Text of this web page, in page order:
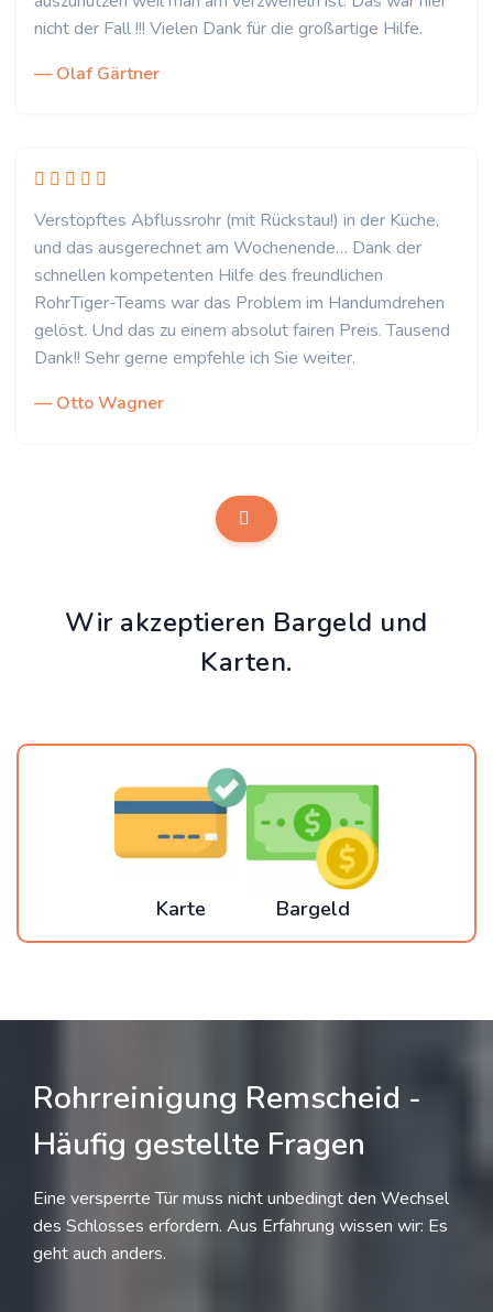
nicht der Fall !!! Vielen Dank für die großartige Hilfe.
— Olaf Gärtner
Verstopftes Abflussrohr (mit Rückstau!) in der Küche,
und das ausgerechnet am Wochenende… Dank der
schnellen kompetenten Hilfe des freundlichen
RohrTiger-Teams war das Problem im Handumdrehen
gelöst. Und das zu einem absolut fairen Preis. Tausend
Dank!! Sehr gerne empfehle ich Sie weiter.
— Otto Wagner
Wir akzeptieren Bargeld und
Karten.
Karte Bargeld
Rohrreinigung Remscheid -
Häufig gestellte Fragen
Eine versperrte Tür muss nicht unbedingt den Wechsel
des Schlosses erfordern. Aus Erfahrung wissen wir: Es
geht auch anders.